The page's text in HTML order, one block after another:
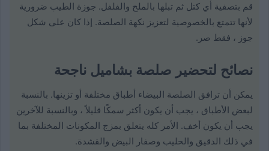
قم بتصفية أي كتل ثم تبلها بالملح والفلفل. جوزة الطيب ضرورية
لأنها تتمتع بالخصوصية لتعزيز نكهة الصلصة. إذا كان على شكل
جوز ، فقط صر.
نصائح لتحضير صلصة بشاميل ناجحة
يمكن أن ترافق الصلصة البيضاء أطباق مختلفة أو تزينها. بالنسبة
لبعض الأطباق ، يجب أن يكون أكثر سمكًا قليلاً ، وبالنسبة للآخرين
يجب أن يكون أخف. الأمر كله يتعلق بمزج المكونات المختلفة بما
في ذلك الدقيق والحليب وصفار البيض والقشدة.